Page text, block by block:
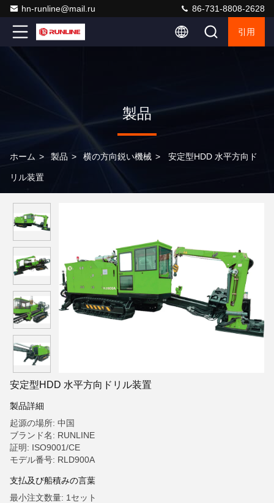
hn-runline@mail.ru 86-731-8808-2628
引用
製品
ホーム > 製品 > 横の方向鋭い機械 > 安定型HDD 水平方向ド
リル装置
安定型HDD 水平方向ドリル装置
製品詳細
起源の場所: 中国
ブランド名: RUNLINE
証明: ISO9001/CE
モデル番号: RLD900A
支払及び船積みの言葉
最小注文数量: 1セット